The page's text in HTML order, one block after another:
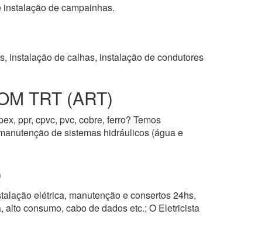
de campainhas.
instalação de calhas, instalação de condutores
TRT (ART)
ppr, cpvc, pvc, cobre, ferro? Temos
de sistemas hidráulicos (água e
elétrica, manutenção e consertos 24hs,
consumo, cabo de dados etc.; O Eletricista